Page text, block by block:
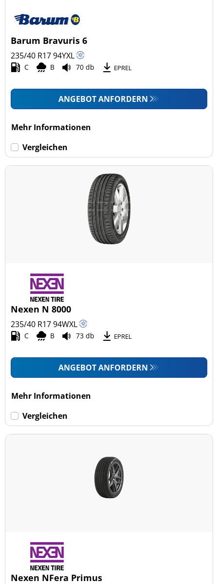
Barum Bravuris 6
235/40 R1794YXL
C B 70 db EPREL
ANGEBOT ANFORDERN
Mehr Informationen
Vergleichen
Nexen N 8000
235/40 R1794WXL
C B 73 db EPREL
ANGEBOT ANFORDERN
Mehr Informationen
Vergleichen
Nexen NFera Primus